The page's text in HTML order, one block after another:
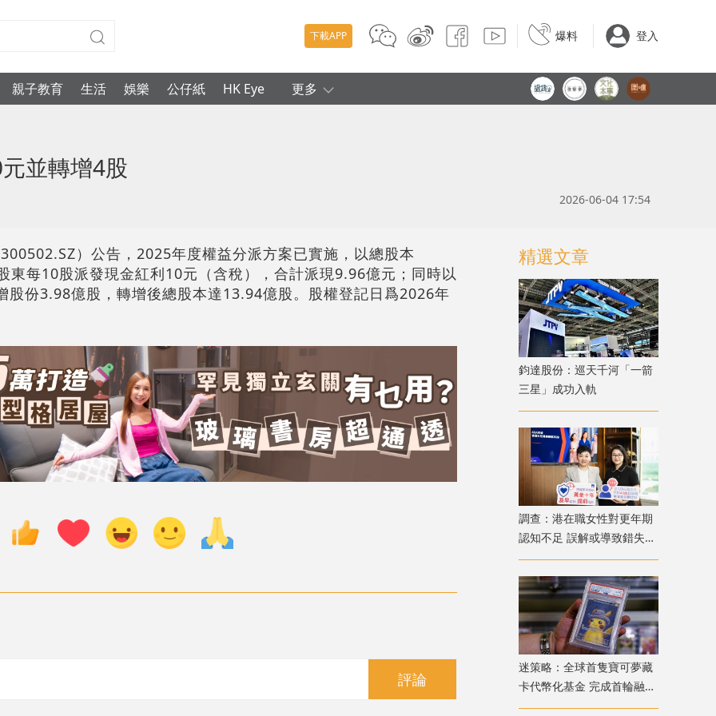
下載APP 爆料 登入
親子教育 生活 娛樂 公仔紙 HK Eye 更多
並轉增4股
2026-06-04 17:54
）公告，2025年度權益分派方案已實施，以總股本
東每10股派發現金紅利10元（含稅），合計派現9.96億元；同時以
股份3.98億股，轉增後總股本達13.94億股。股權登記日爲2026年
評論
精選文章
鈞達股份：巡天千河「一箭
三星」成功入軌
調查：港在職女性對更年期
認知不足 誤解或導致錯失
「黃金預防期」
迷策略：全球首隻寶可夢藏
卡代幣化基金 完成首輪融資
兼獲超購